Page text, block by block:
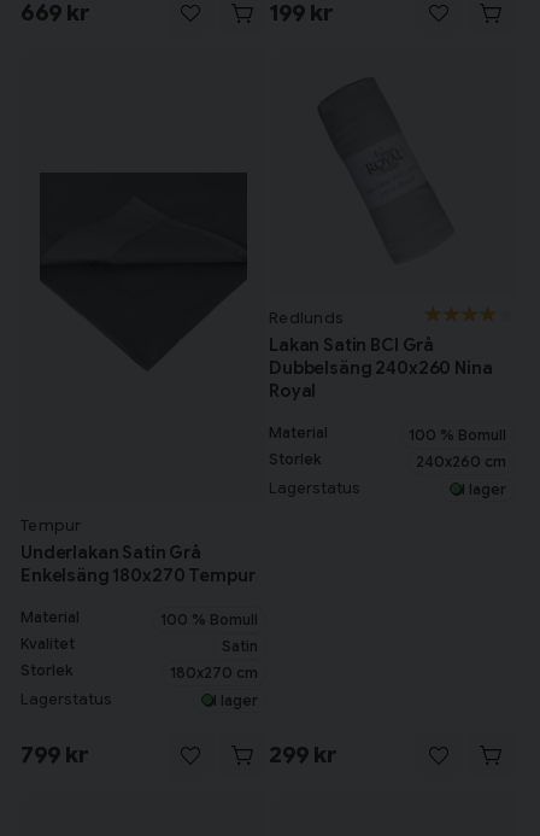
669 kr 199 kr
Tempur
Underlakan Satin Grå
Enkelsäng 180x270 Tempur
Material
100 % Bomull
Kvalitet
Satin
Storlek
180x270 cm
Lagerstatus I lager
799 kr
Redlunds
Lakan Satin BCI Grå
Dubbelsäng 240x260 Nina
Royal
Material
100 % Bomull
Storlek
240x260 cm
Lagerstatus I lager
299 kr